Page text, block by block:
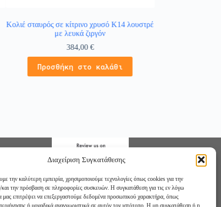
Διαχείριση Συγκατάθεσης
την καλύτερη εμπειρία, χρησιμοποιούμε τεχνολογίες όπως cookies για την
την πρόσβαση σε πληροφορίες συσκευών. Η συγκατάθεση για τις εν λόγω
μας επιτρέψει να επεξεργαστούμε δεδομένα προσωπικού χαρακτήρα, όπως
ή μοναδικά αναγνωριστικά σε αυτόν τον ιστότοπο. Η μη συγκατάθεση ή η
Κολιέ σταυρός σε κίτρινο χρυσό Κ14 λουστρέ
με λευκά ζιργόν
384,00€
Προσθήκη στο καλάθι